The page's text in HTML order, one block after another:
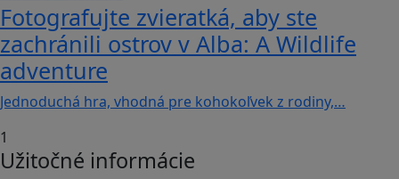
Fotografujte zvieratká, aby ste
zachránili ostrov v Alba: A Wildlife
adventure
Jednoduchá hra, vhodná pre kohokoľvek z rodiny,…
1
Užitočné informácie